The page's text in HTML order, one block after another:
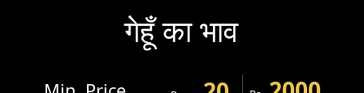
गेहूँ का भाव